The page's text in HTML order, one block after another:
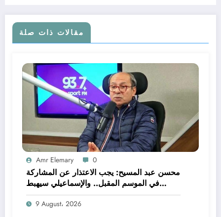
مقالات ذات صلة
Amr Elemary 0
محسن عبد المسيح: يجب الاعتذار عن المشاركة
في الموسم المقبل.. والإسماعيلي سيهبط
للدرجة الثالثة
9 August، 2026